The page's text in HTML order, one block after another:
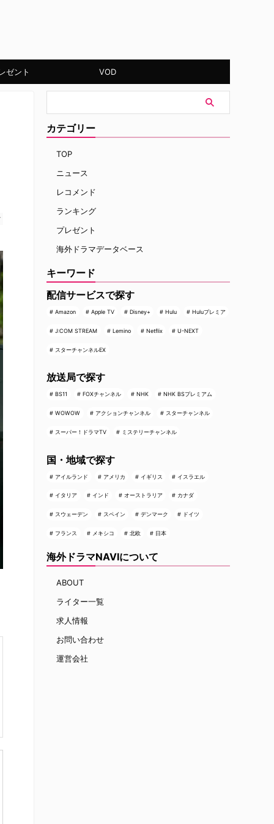
ゼント VOD
カテゴリー
TOP
ニュース
レコメンド
ランキング
プレゼント
海外ドラマデータベース
キーワード
配信サービスで探す
Amazon Apple TV Disney+ Hulu Huluプレミア
J:COM STREAM Lemino Netflix U-NEXT
スターチャンネルEX
放送局で探す
BS11 FOXチャンネル NHK NHK BSプレミアム
WOWOW アクションチャンネル スターチャンネル
スーパー！ドラマTV ミステリーチャンネル
国・地域で探す
アイルランド アメリカ イギリス イスラエル
イタリア インド オーストラリア カナダ
スウェーデン スペイン デンマーク ドイツ
フランス メキシコ 北欧 日本
海外ドラマNAVIについて
ABOUT
ライター一覧
求人情報
お問い合わせ
運営会社